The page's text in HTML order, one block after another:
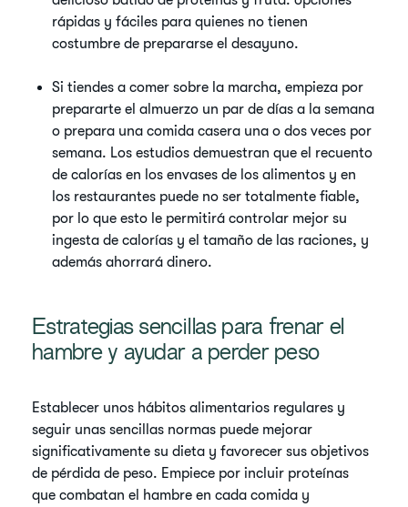
rápidas y fáciles para quienes no tienen
costumbre de prepararse el desayuno.
Si tiendes a comer sobre la marcha, empieza por
prepararte el almuerzo un par de días a la semana
o prepara una comida casera una o dos veces por
semana. Los estudios demuestran que el recuento
de calorías en los envases de los alimentos y en
los restaurantes puede no ser totalmente fiable,
por lo que esto le permitirá controlar mejor su
ingesta de calorías y el tamaño de las raciones, y
además ahorrará dinero.
Estrategias sencillas para frenar el
hambre y ayudar a perder peso
Establecer unos hábitos alimentarios regulares y
seguir unas sencillas normas puede mejorar
significativamente su dieta y favorecer sus objetivos
de pérdida de peso. Empiece por incluir proteínas
que combatan el hambre en cada comida y